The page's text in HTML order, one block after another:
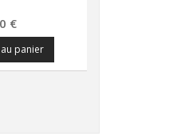
€
panier